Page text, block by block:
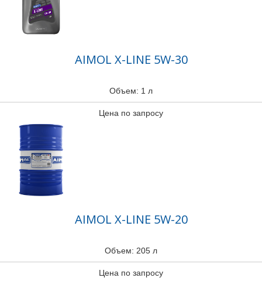
AIMOL X-LINE 5W-30
Объем: 1 л
Цена по запросу
AIMOL X-LINE 5W-20
Объем: 205 л
Цена по запросу